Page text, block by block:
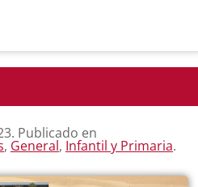
. Publicado en
, General, Infantil y Primaria.